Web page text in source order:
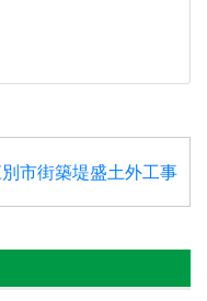
市街築堤盛土外工事